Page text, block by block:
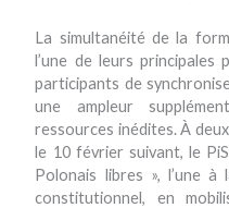
La simultanéité de la
l’une de leurs
participants de
une ampleur
ressources inédites. À
le 10 février suivant, le
Polonais libres », l’une
constitutionnel, en